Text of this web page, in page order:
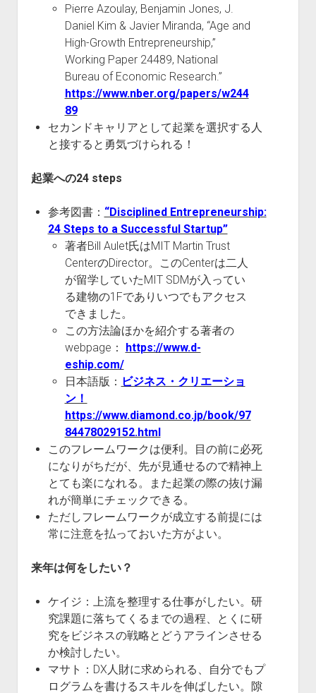
Pierre Azoulay, Benjamin Jones, J.
Daniel Kim & Javier Miranda, “Age and
High-Growth Entrepreneurship,”
Working Paper 24489, National
Bureau of Economic Research.”
https://www.nber.org/papers/w244
89
セカンドキャリアとして起業を選択する人
と接すると勇気づけられる！
起業への24 steps
参考図書： “Disciplined Entrepreneurship:
24 Steps to a Successful Startup”
著者Bill Aulet氏はMIT Martin Trust
CenterのDirector。このCenterは二人
が留学していたMIT SDMが入ってい
る建物の1Fでありいつでもアクセス
できました。
この方法論ほかを紹介する著者の
webpage： https://www.d-
eship.com/
日本語版： ビジネス・クリエーショ
ン！
https://www.diamond.co.jp/book/97
84478029152.html
このフレームワークは便利。目の前に必死
になりがちだが、先が見通せるので精神上
とても楽になれる。また起業の際の抜け漏
れが簡単にチェックできる。
ただしフレームワークが成立する前提には
常に注意を払っておいた方がよい。
来年は何をしたい？
ケイジ：上流を整理する仕事がしたい。研
究課題に落ちてくるまでの過程、とくに研
究をビジネスの戦略とどうアラインさせる
か検討したい。
マサト：DX人財に求められる、自分でもプ
ログラムを書けるスキルを伸ばしたい。隙